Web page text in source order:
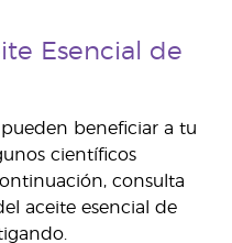
Esencial de
beneficiar a tu
científicos
consulta
aceite esencial de